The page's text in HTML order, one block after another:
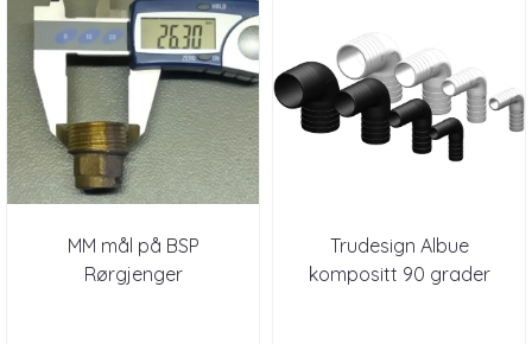
MM mål på BSP
Rørgjenger
Trudesign Albue
kompositt 90 grader